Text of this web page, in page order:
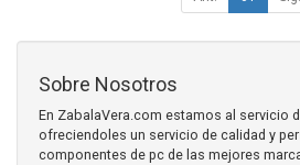
Sobre Nosotros
En ZabalaVera.com estamos al servicio
ofreciendoles un servicio de calidad y
componentes de pc de las mejores